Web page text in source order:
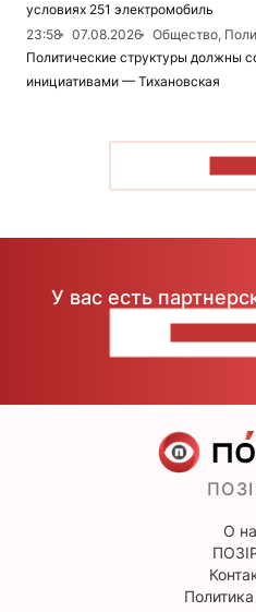
условиях 251 электромобиль
23:58
07.08.2026
Общество,
Политические структуры должны
инициативами — Тихановская
У вас есть
О